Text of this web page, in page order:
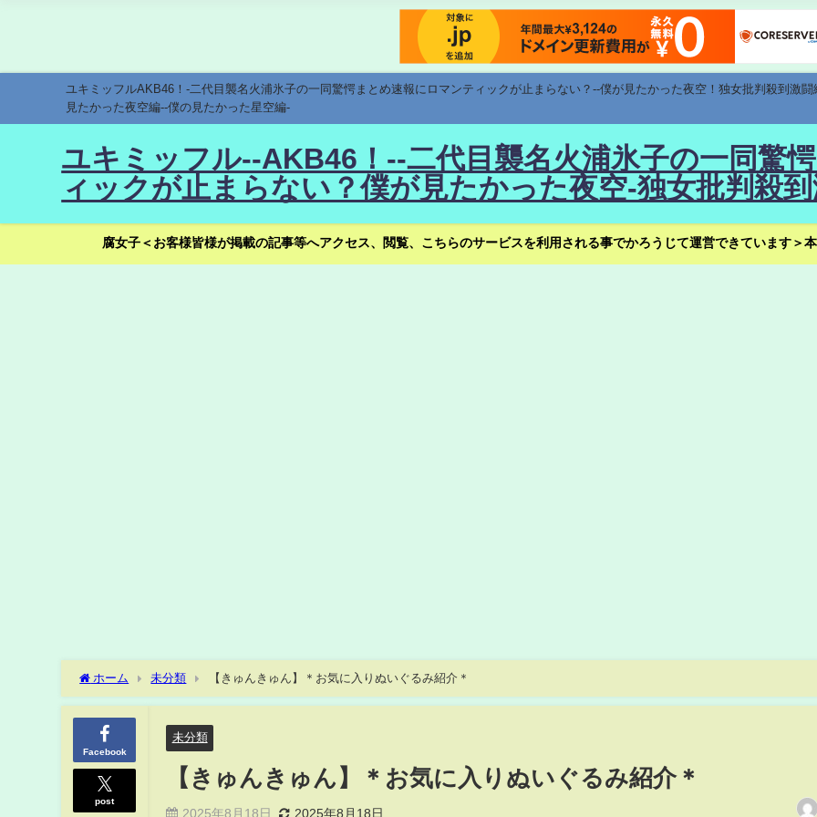
ユキミッフルAKB46！-二代目襲名火浦氷子の一同驚愕まとめ速報にロマンティックが止まらない？--僕が見たかった夜空！独女批判殺到激
見たかった夜空編--僕の見たかった星空編-
ユキミッフル--AKB46！--二代目襲名火浦氷子の一同驚
ィックが止まらない？僕が見たかった夜空-独女批判殺
腐女子＜お客様皆様が掲載の記事等へアクセス、閲覧、こちらのサービスを利用される事でかろうじて運営できています＞
ホーム 未分類 【きゅんきゅん】＊お気に入りぬいぐるみ紹介＊
Facebook
post
未分類
【きゅんきゅん】＊お気に入りぬいぐるみ紹介＊
2025年8月18日 2025年8月18日